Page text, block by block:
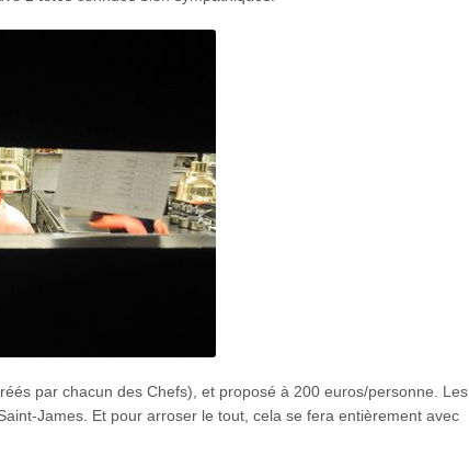
par chacun des Chefs), et proposé à 200 euros/personne. Les
James. Et pour arroser le tout, cela se fera entièrement avec